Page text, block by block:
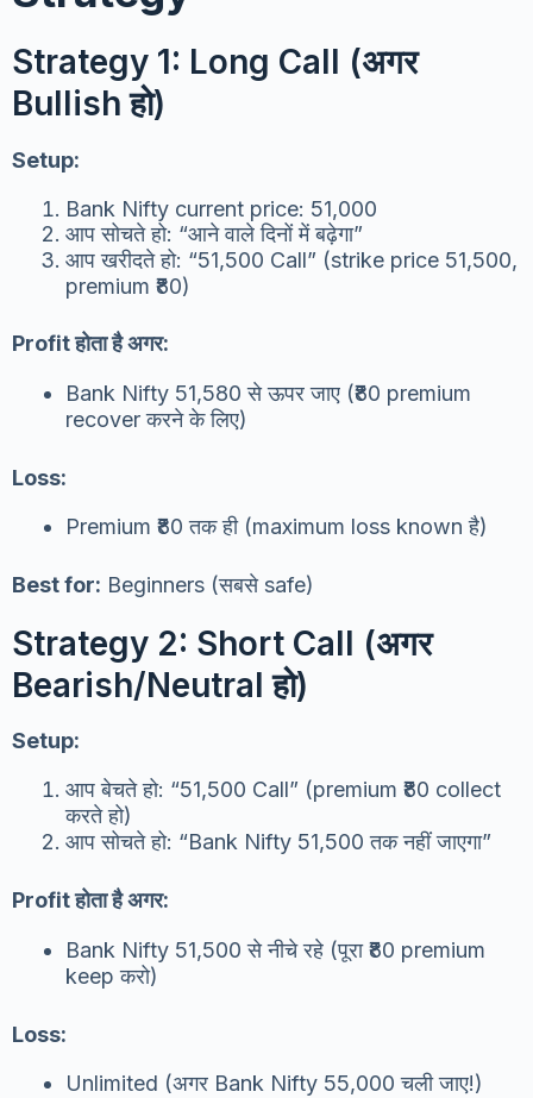
Strategy 1: Long Call (अगर
Bullish हो)
Setup:
Bank Nifty current price: 51,000
आप सोचते हो: “आने वाले दिनों में बढ़ेगा”
आप खरीदते हो: “51,500 Call” (strike price 51,500,
premium ₹80)
Profit होता है अगर:
Bank Nifty 51,580 से ऊपर जाए (₹80 premium
recover करने के लिए)
Loss:
Premium ₹80 तक ही (maximum loss known है)
Best for: Beginners (सबसे safe)
Strategy 2: Short Call (अगर
Bearish/Neutral हो)
Setup:
आप बेचते हो: “51,500 Call” (premium ₹80 collect
करते हो)
आप सोचते हो: “Bank Nifty 51,500 तक नहीं जाएगा”
Profit होता है अगर:
Bank Nifty 51,500 से नीचे रहे (पूरा ₹80 premium
keep करो)
Loss:
Unlimited (अगर Bank Nifty 55,000 चली जाए!)